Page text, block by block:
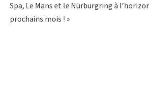
Spa, Le Mans et le Nürburgring à
prochains mois ! »